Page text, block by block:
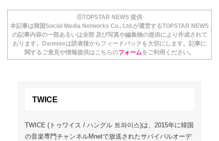
ⓒTOPSTAR NEWS 提供
本記事は韓国Social Media Networks Co., Ltd.が運営するTOPSTAR NEWS
の記事内容の一部あるいは全部 及び写真や編集物の提供により作成されて
おります。Danmeeは読者様からフィードバックを大切にします。記事に
関するご意見や情報提供はこちらのフォームをご利用ください。
TWICE
TWICE (トゥワイス / ハングル 트와이스)は、2015年に韓国
の音楽専門チャンネルMnetで放送されたサバイバルオーデ